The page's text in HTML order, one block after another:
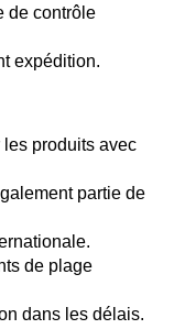
de contrôle
expédition.
produits avec
partie de
de plage
dans les délais.